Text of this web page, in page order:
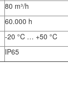
80 m³/h
60.000 h
-20 °C … +50 °C
IP65